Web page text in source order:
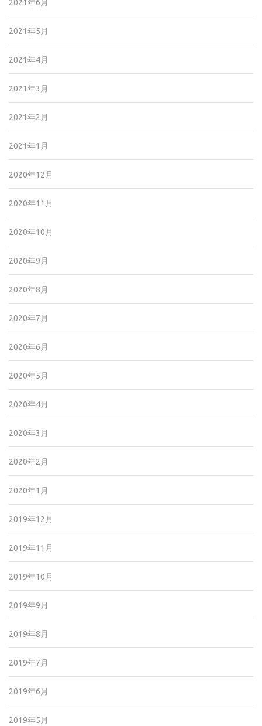
2021年6月
2021年5月
2021年4月
2021年3月
2021年2月
2021年1月
2020年12月
2020年11月
2020年10月
2020年9月
2020年8月
2020年7月
2020年6月
2020年5月
2020年4月
2020年3月
2020年2月
2020年1月
2019年12月
2019年11月
2019年10月
2019年9月
2019年8月
2019年7月
2019年6月
2019年5月